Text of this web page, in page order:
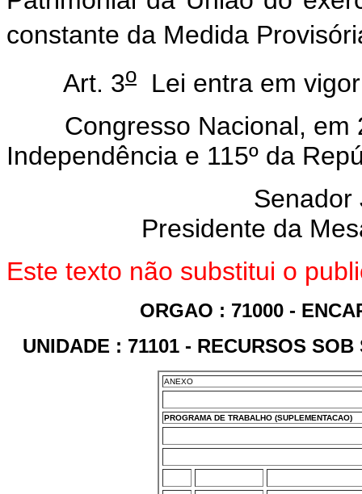
constante da Medida
Art. 3o Lei entra em
Congresso Nacional, em 2
Independência e 115º da
Senador
Presidente da
Este texto não substitui o
ORGAO : 71000 -
UNIDADE : 71101 - RECURSOS
ANEXO
PROGRAMA DE TRABALHO (SUPLEMENTACAO)